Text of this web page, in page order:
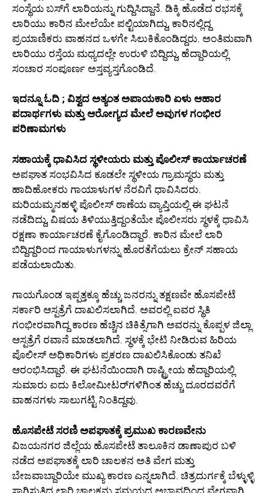
ಸಂಸ್ಥೆಯ ಬಸ್‌ಗೆ ಲಾರಿಯನ್ನು ಗುದ್ದಿಸಿದ್ದಾನೆ. ಡಿಕ್ಕಿ ಹೊಡೆದ ರಭಸಕ್ಕೆ
ಲಾರಿಯು ಕಾರಿನ ಮೇಲೆಯೇ ಪಲ್ಟಿಯಾಗಿದ್ದು, ಕಾರಿನಲ್ಲಿದ್ದ
ಪ್ರಯಾಣಿಕರು ವಾಹನದ ಒಳಗೇ ಸಿಲುಕಿಕೊಂಡಿದ್ದರು. ಅಂತಿಮವಾಗಿ
ಲಾರಿಯು ರಸ್ತೆಯ ಮಧ್ಯದಲ್ಲೇ ಉರುಳಿ ಬಿದ್ದಿದ್ದು, ಹೆದ್ದಾರಿಯಲ್ಲಿ
ಸಂಚಾರ ಸಂಪೂರ್ಣ ಅಸ್ತವ್ಯಸ್ತಗೊಂಡಿದೆ.
ಇದನ್ನೂ ಓದಿ ; ವಿಶ್ವದ ಅತ್ಯಂತ ಅಪಾಯಕಾರಿ ಏಳು ಆಹಾರ
ಪದಾರ್ಥಗಳು ಮತ್ತು ಆರೋಗ್ಯದ ಮೇಲೆ ಅವುಗಳ ಗಂಭೀರ
ಪರಿಣಾಮಗಳು
ಸಹಾಯಕ್ಕೆ ಧಾವಿಸಿದ ಸ್ಥಳೀಯರು ಮತ್ತು ಪೊಲೀಸ್ ಕಾರ್ಯಾಚರಣೆ
ಅಪಘಾತ ಸಂಭವಿಸಿದ ಕೂಡಲೇ ಸ್ಥಳೀಯ ಗ್ರಾಮಸ್ಥರು ಮತ್ತು
ಹಾದಿಹೋಕರು ಗಾಯಾಳುಗಳ ನೆರವಿಗೆ ಧಾವಿಸಿದರು.
ಮರಿಯಮ್ಮನಹಳ್ಳಿ ಪೊಲೀಸ್ ಠಾಣೆಯ ವ್ಯಾಪ್ತಿಯಲ್ಲಿ ಈ ಘಟನೆ
ನಡೆದಿದ್ದು, ವಿಷಯ ತಿಳಿಯುತ್ತಿದ್ದಂತೆಯೇ ಪೊಲೀಸರು ಸ್ಥಳಕ್ಕೆ ಧಾವಿಸಿ
ರಕ್ಷಣಾ ಕಾರ್ಯಾಚರಣೆ ಕೈಗೊಂಡಿದ್ದಾರೆ. ಕಾರಿನ ಮೇಲೆ ಲಾರಿ
ಬಿದ್ದಿದ್ದರಿಂದ ಗಾಯಾಳುಗಳನ್ನು ಹೊರತೆಗೆಯಲು ಕ್ರೇನ್ ಸಹಾಯ
ಪಡೆಯಲಾಯಿತು.
ಗಾಯಗೊಂಡ ಇಪ್ಪತ್ತಕ್ಕೂ ಹೆಚ್ಚು ಜನರನ್ನು ತಕ್ಷಣವೇ ಹೊಸಪೇಟೆ
ಸರ್ಕಾರಿ ಆಸ್ಪತ್ರೆಗೆ ದಾಖಲಿಸಲಾಗಿದೆ. ಅವರಲ್ಲಿ ಐವರ ಸ್ಥಿತಿ
ಗಂಭೀರವಾಗಿದ್ದ ಕಾರಣ ಹೆಚ್ಚಿನ ಚಿಕಿತ್ಸೆಗಾಗಿ ಅವರನ್ನು ಕೊಪ್ಪಳ ಜಿಲ್ಲಾ
ಆಸ್ಪತ್ರೆಗೆ ರವಾನೆ ಮಾಡಲಾಗಿದೆ. ಸ್ಥಳಕ್ಕೆ ಭೇಟಿ ನೀಡಿರುವ ಹಿರಿಯ
ಪೊಲೀಸ್ ಅಧಿಕಾರಿಗಳು ಪ್ರಕರಣ ದಾಖಲಿಸಿಕೊಂಡು ತನಿಖೆ
ಆರಂಭಿಸಿದ್ದಾರೆ. ಈ ಘಟನೆಯಿಂದಾಗಿ ರಾಷ್ಟ್ರೀಯ ಹೆದ್ದಾರಿಯಲ್ಲಿ
ಸುಮಾರು ಐದು ಕಿಲೋಮೀಟರ್‌ಗಳಿಗಿಂತ ಹೆಚ್ಚು ದೂರದವರೆಗೆ
ವಾಹನಗಳು ಸಾಲುಗಟ್ಟಿ ನಿಂತಿದ್ದವು.
ಹೊಸಪೇಟೆ ಸರಣಿ ಅಪಘಾತಕ್ಕೆ ಪ್ರಮುಖ ಕಾರಣವೇನು
ವಿಜಯನಗರ ಜಿಲ್ಲೆಯ ಹೊಸಪೇಟೆ ತಾಲೂಕಿನ ಡಾಣಾಪುರ ಬಳಿ
ನಡೆದ ಅಪಘಾತಕ್ಕೆ ಲಾರಿ ಚಾಲಕನ ಅತಿ ವೇಗ ಮತ್ತು
ಬೇಜವಾಬ್ದಾರಿಯೇ ಮುಖ್ಯ ಕಾರಣ ಎನ್ನಲಾಗಿದೆ. ಚಿತ್ರದುರ್ಗಕ್ಕೆ ಬೆಳ್ಳುಳ್ಳಿ
ಸಾಗಿಸುತ್ತಿದ್ದ ಲಾರಿ ಚಾಲಕನು ಸಮಯದ ಅಭಾವದಿಂದ ವೇಗವಾಗಿ